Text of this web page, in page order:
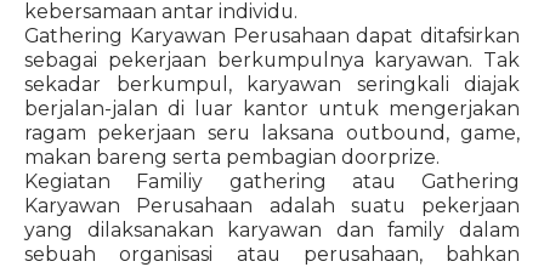
kebersamaan antar individu.
Gathering Karyawan Perusahaan dapat ditafsirkan
sebagai pekerjaan berkumpulnya karyawan. Tak
sekadar berkumpul, karyawan seringkali diajak
berjalan-jalan di luar kantor untuk mengerjakan
ragam pekerjaan seru laksana outbound, game,
makan bareng serta pembagian doorprize.
Kegiatan Familiy gathering atau Gathering
Karyawan Perusahaan adalah suatu pekerjaan
yang dilaksanakan karyawan dan family dalam
sebuah organisasi atau perusahaan, bahkan